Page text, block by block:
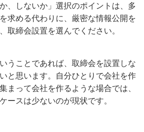
、しないか」選択のポイントは、多
求める代わりに、厳密な情報公開を
取締会設置を選んでください。
うことであれば、取締会を設置しな
と思います。自分ひとりで会社を作
まって会社を作るような場合では、
ースは少ないのが現状です。